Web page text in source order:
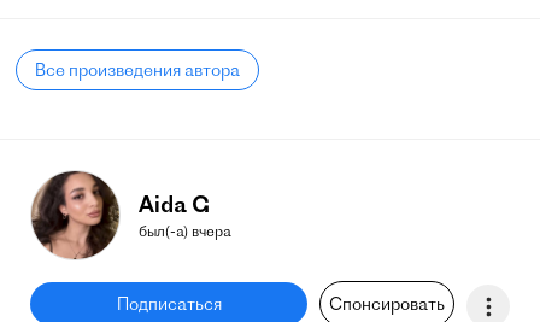
Все произведения автора
Aida G
был(-а) вчера
Подписаться Спонсировать